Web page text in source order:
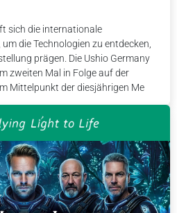
sich die internationale
die Technologien zu entdecken,
prägen. Die Ushio Germany
zweiten Mal in Folge auf der
Mittelpunkt der diesjährigen Me